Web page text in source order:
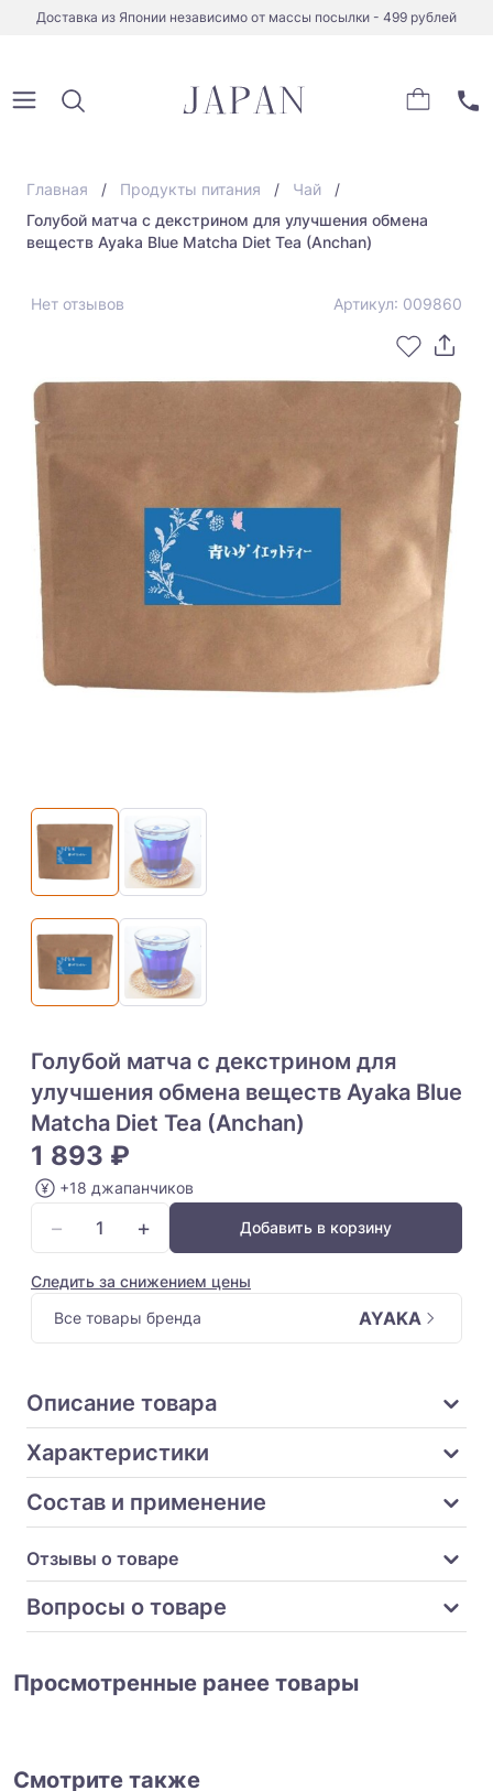
Доставка из Японии независимо от массы посылки - 499 рублей
Главная Продукты питания
Чай
Голубой матча с декстрином для улучшения обмена
веществ Ayaka Blue Matcha Diet Tea (Anchan)
Нет отзывов Артикул: 009860
Голубой матча с декстрином для
улучшения обмена веществ Ayaka Blue
Matcha Diet Tea (Anchan)
1 893 ₽
+18 джапанчиков
− + Добавить в корзину
Следить за снижением цены
Все товары бренда
AYAKA
Описание товара
Характеристики
Состав и применение
Отзывы о товаре
Вопросы о товаре
Просмотренные ранее товары
Смотрите также